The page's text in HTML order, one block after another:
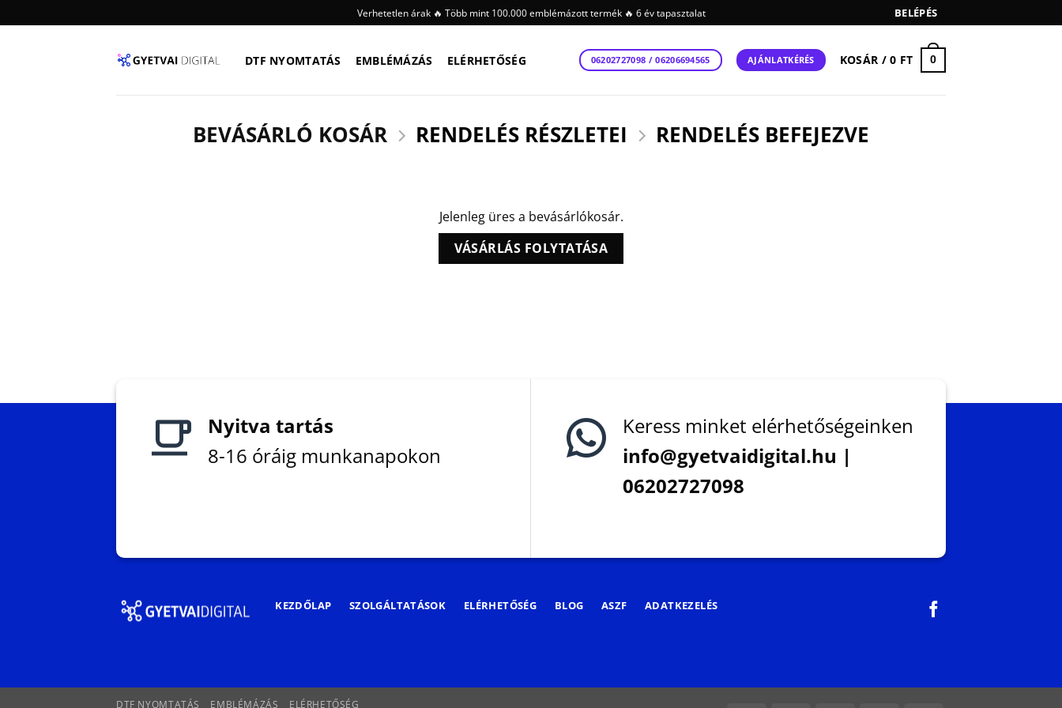
to
Verhetetlen árak 🔥 Több mint 100.000 emblémázott termék 🔥 6 év tapasztalat BELÉPÉS
DTF NYOMTATÁS EMBLÉMÁZÁS ELÉRHETŐSÉG 06202727098 / 06206694565 AJÁNLATKÉRÉS KOSÁR /0 FT 0
BEVÁSÁRLÓ KOSÁR RENDELÉS RÉSZLETEI RENDELÉS BEFEJEZVE
Jelenleg üres a bevásárlókosár.
VÁSÁRLÁS FOLYTATÁSA
Nyitva tartás
8-16 óráig munkanapokon
Keress minket elérhetőségeinken
info@gyetvaidigital.hu |
06202727098
KEZDŐLAP SZOLGÁLTATÁSOK ELÉRHETŐSÉG BLOG ASZF ADATKEZELÉS
DTF NYOMTATÁS EMBLÉMÁZÁS ELÉRHETŐSÉG